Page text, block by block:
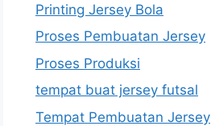
Printing Jersey Bola
Proses Pembuatan Jersey
Proses Produksi
tempat buat jersey futsal
Tempat Pembuatan Jersey